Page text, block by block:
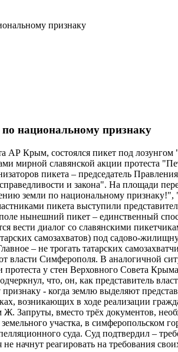
признаку
национальному признаку
АР Крым, состоялся пикет под
мирной славянской акции протеста
пикета – председатель
и закона". На площади
земли по национальному
пикета выступили
нынешний пикет – единственный
вести диалог со славянскими
самозахватов) под садово-
– не трогать татарских
власти Симферополя. В аналогичной
у стен Верховного Совета
что, он, как представитель
- когда землю выделяют
возникающих в ходе реализации
вместо трёх документов,
участка, в симферопольском
суда. Суд подтвердил –
начнут реагировать на требования